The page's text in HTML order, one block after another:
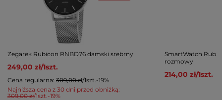
Zegarek Rubicon RNBD76 damski srebrny
249,00 zł/1szt.
Najniższa cena z 30 dni przed obniżką:
309,00 zł/1szt. -19%
Cena regularna: 309,00 zł/1szt. -19%
SmartWatch
rozmowy
214,00 zł/1szt.